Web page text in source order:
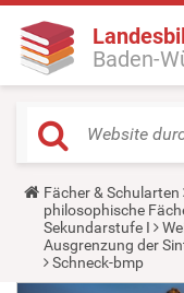
Baden-
Y
o
u
a
r
e
Fächer & Schularten
philosophische
Sekundarstufe I
Ausgrenzung der
Schneck-bmp